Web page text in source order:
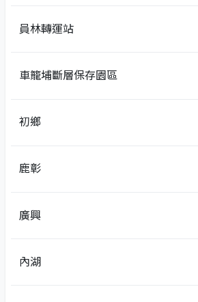
員林轉運站
車籠埔斷層保存園區
初鄉
鹿彰
廣興
內湖